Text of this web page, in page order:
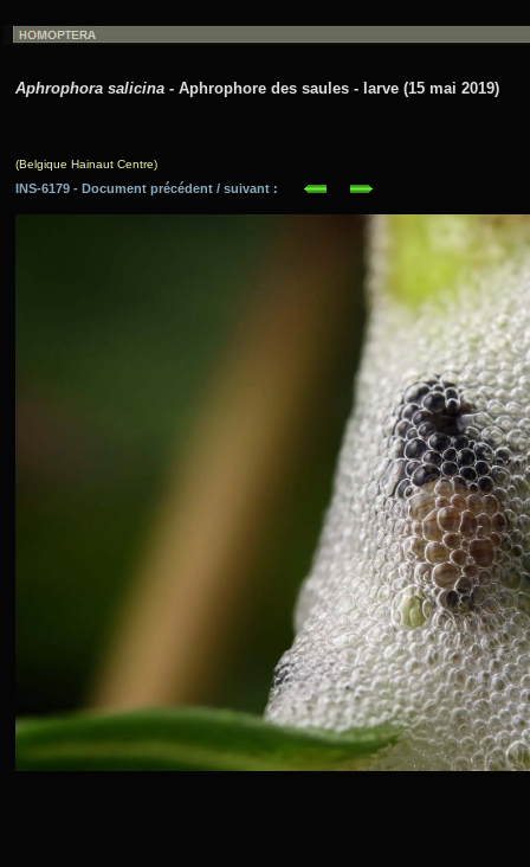
Aphrophora salicina - Aphrophore des saules - larve (15 mai 2019)
(Belgique Hainaut Centre)
INS-6179 - Document précédent / suivant :